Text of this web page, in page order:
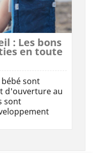
: Les bons
en toute
sont
d'ouverture au
sont